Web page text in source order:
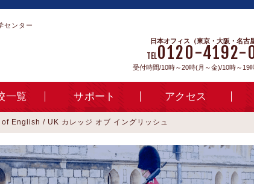
センター
日本オフィス（東京・大阪・名古
TEL0120-4192-
受付時間/10時～20時(月～金)/10時～19
一覧 サポート アクセス
English / UK カレッジ オブ イングリッシュ